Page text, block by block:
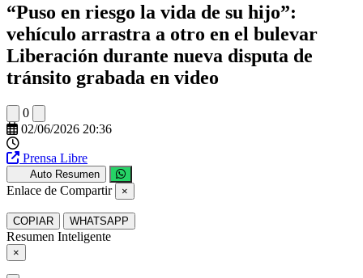
“Puso en riesgo la vida de su hijo”:
vehículo arrastra a otro en el bulevar
Liberación durante nueva disputa de
tránsito grabada en video
0
02/06/2026 20:36
Prensa Libre
Auto Resumen
Enlace de Compartir ×
COPIAR WHATSAPP
Resumen Inteligente
×